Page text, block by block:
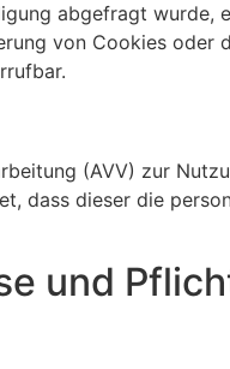
abgefragt
von Cookies
(AVV) zur
dass dieser die
und